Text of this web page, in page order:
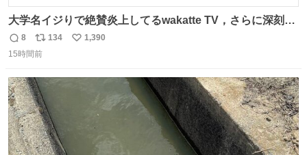
大学名イジりで絶賛炎上してるwakatte TV，さらに深刻な
問題はこっちでは？ ・都内の特定企業に入るのを極度に推
奨し，それ以外の地域で堅実に生きるのを周縁化する ・恋
化する ・院生が研究環境を求め他大学に移るのを批判する
過去例↓
返
信
8
リ
ポ
ト
数
134
い
1,390
15時間前